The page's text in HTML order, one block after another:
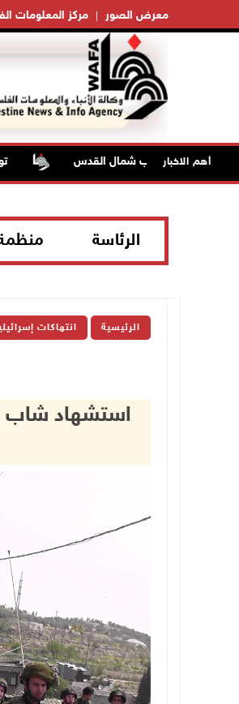
مركز المعلومات معرض الصور
أهم الاخبار تواصل
الرئاسة منظمة
الرئيسية انتهاكات
استشهاد شاب